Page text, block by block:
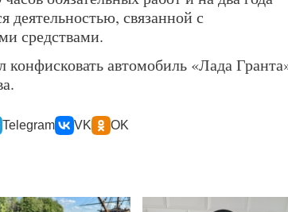
деятельностью, связанной с
средствами.
конфисковать автомобиль «Лада
Telegram VK OK